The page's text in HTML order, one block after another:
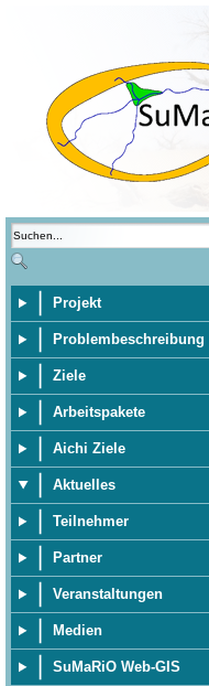
Projekt
Problembeschreibung
Ziele
Arbeitspakete
Aichi Ziele
Aktuelles
Teilnehmer
Partner
Veranstaltungen
Medien
SuMaRiO Web-GIS